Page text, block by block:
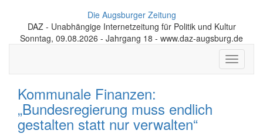
Die Augsburger Zeitung
DAZ - Unabhängige Internetzeitung für Politik und Kultur
Sonntag, 09.08.2026 - Jahrgang 18 - www.daz-augsburg.de
Toggle
Kommunale Finanzen:
„Bundesregierung muss endlich
gestalten statt nur verwalten“